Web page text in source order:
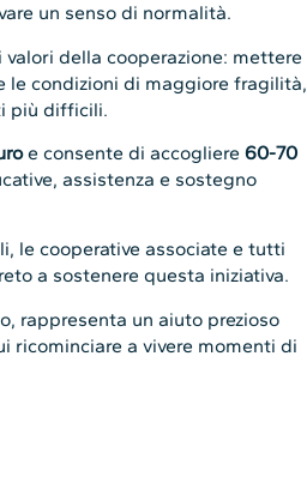
un senso di normalità.
della cooperazione: mettere
le condizioni di maggiore fragilità,
più difficili.
e consente di accogliere60-70
assistenza e sostegno
le cooperative associate e tutti
a sostenere questa iniziativa.
rappresenta un aiuto prezioso
ricominciare a vivere momenti di